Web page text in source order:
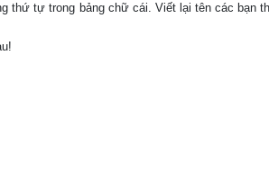
thứ tự trong bảng chữ cái. Viết lại tên các bạn